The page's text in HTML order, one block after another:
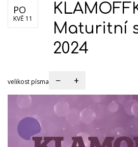
PO
KVĚ 11
Maturitní
2024
velikost písma − +